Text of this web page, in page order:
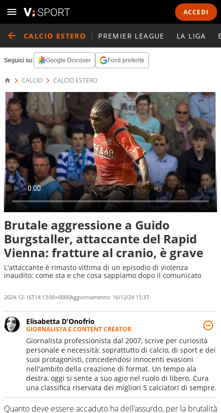
ACCEDI
CALCIO ESTERO PREMIER LEAGUE LA LIGA
Seguici su: Google Discover Fonti preferite
CALCIO CALCIO ESTERO
Brutale aggressione a Guido
Burgstaller, attaccante del Rapid
Vienna: fratture al cranio, è grave
L'attaccante è rimasto vittima di un episodio di violenza
inaudito: come sta e che cosa sappiamo dopo il comunicato
2024-12-16T14:13:00+0000Aggiornamento: 16/12/24 15:37
Elisabetta D'Onofrio
GIORNALISTA E CONTENT CREATOR
Giornalista professionista dal 2007, scrive per curiosità
personale e necessità: soprattutto di calcio, di sport e dei
suoi protagonisti, concedendosi innocenti evasioni
nell'ambito della creazione di format. Un tempo ala
destra, oggi si sente a suo agio nel ruolo di libero. Cura
una classifica riservata dei migliori 5 calciatori di sempre.
Quanto deve essere accaduto ha dell’assurdo, per la brutalità